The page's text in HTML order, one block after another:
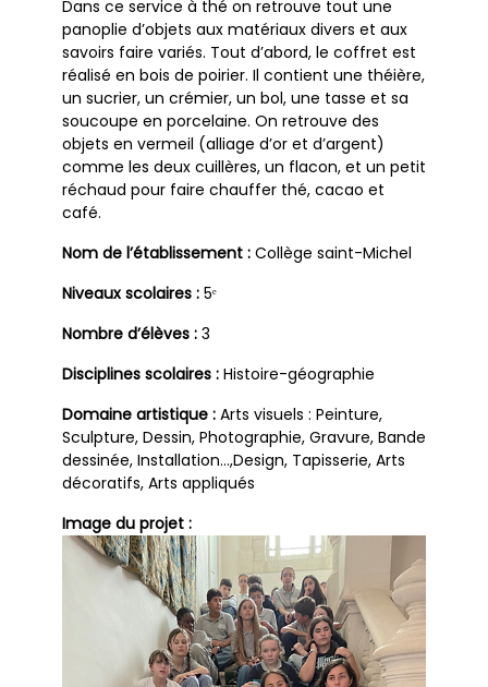
Dans ce service à thé on retrouve tout une
panoplie d’objets aux matériaux divers et aux
savoirs faire variés. Tout d’abord, le coffret est
réalisé en bois de poirier. Il contient une théière,
un sucrier, un crémier, un bol, une tasse et sa
soucoupe en porcelaine. On retrouve des
objets en vermeil (alliage d’or et d’argent)
comme les deux cuillères, un flacon, et un petit
réchaud pour faire chauffer thé, cacao et
café.
Nom de l’établissement : Collège saint-Michel
Niveaux scolaires : 5ᵉ
Nombre d’élèves : 3
Disciplines scolaires : Histoire-géographie
Domaine artistique : Arts visuels : Peinture,
Sculpture, Dessin, Photographie, Gravure, Bande
dessinée, Installation…,Design, Tapisserie, Arts
décoratifs, Arts appliqués
Image du projet :